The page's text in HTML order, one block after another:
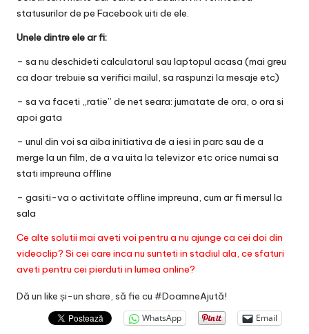
statusurilor de pe Facebook uiti de ele.
Unele dintre ele ar fi:
– sa nu deschideti calculatorul sau laptopul acasa (mai greu
ca doar trebuie sa verifici mailul, sa raspunzi la mesaje etc)
– sa va faceti „ratie” de net seara: jumatate de ora, o ora si
apoi gata
– unul din voi sa aiba initiativa de a iesi in parc sau de a
merge la un film, de a va uita la televizor etc orice numai sa
stati impreuna offline
– gasiti-va o activitate offline impreuna, cum ar fi mersul la
sala
Ce alte solutii mai aveti voi pentru a nu ajunge ca cei doi din
videoclip? Si cei care inca nu sunteti in stadiul ala, ce sfaturi
aveti pentru cei pierduti in lumea online?
Dă un like și-un share, să fie cu #DoamneAjută!
WhatsApp Email